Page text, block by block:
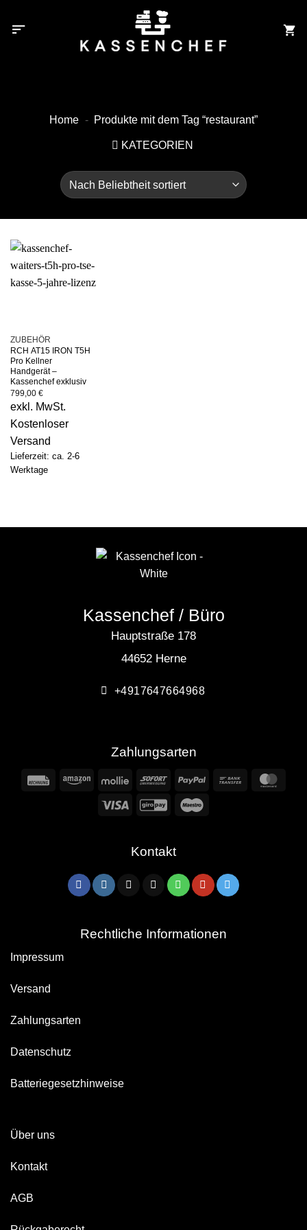
Inhalt
Home - Produkte mit dem Tag “restaurant”
KATEGORIEN
ZUBEHÖR
RCH AT15 IRON T5H
Pro Kellner
Handgerät –
Kassenchef exklusiv
799,00 €
exkl. MwSt.
Kostenloser
Versand
Lieferzeit: ca. 2-6
Werktage
Kassenchef / Büro
Hauptstraße 178
44652 Herne
+4917647664968
Zahlungsarten
RechungAmazonMollie Sofort PayPal
Bank
Visa GiroPay
Kontakt
Rechtliche Informationen
Impressum
Versand
Zahlungsarten
Datenschutz
Batteriegesetzhinweise
Über uns
Kontakt
AGB